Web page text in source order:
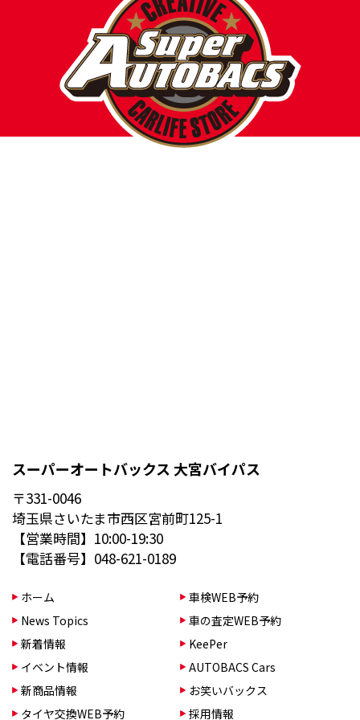
スーパーオートバックス 大宮バイパス
〒331-0046
埼玉県さいたま市西区宮前町125-1
【営業時間】10:00-19:30
【電話番号】048-621-0189
ホーム
News Topics
新着情報
イベント情報
新商品情報
タイヤ交換WEB予約
車検WEB予約
車の査定WEB予約
KeePer
AUTOBACS Cars
お笑いバックス
採用情報